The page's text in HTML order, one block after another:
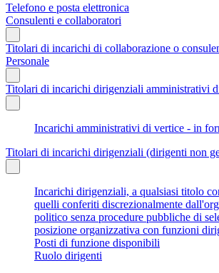
Telefono e posta elettronica
Consulenti e collaboratori
Titolari di incarichi di collaborazione o
Personale
Titolari di incarichi dirigenziali amministrativi
Incarichi amministrativi di vertice - in
Titolari di incarichi dirigenziali (dirigenti non
Incarichi dirigenziali, a qualsiasi titolo
quelli conferiti discrezionalmente
politico senza procedure pubbliche di
posizione organizzativa con funzioni
Posti di funzione disponibili
Ruolo dirigenti